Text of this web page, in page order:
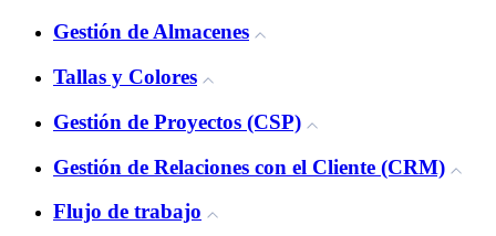
Gestión de Almacenes
Tallas y Colores
Gestión de Proyectos (CSP)
Gestión de Relaciones con el Cliente (CRM)
Flujo de trabajo